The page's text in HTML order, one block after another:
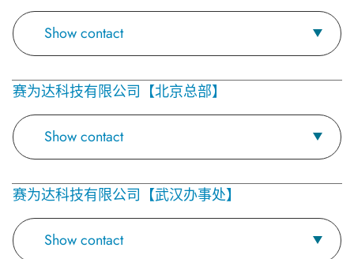
Show contact
赛为达科技有限公司【北京总部】
Show contact
赛为达科技有限公司【武汉办事处】
Show contact